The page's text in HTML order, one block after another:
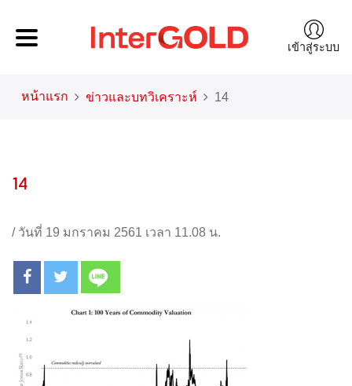
เข้าสู่ระบบ
หน้าแรก ข่าวและบทวิเคราะห์ 14
14
/ วันที่ 19 มกราคม 2561 เวลา 11.08 น.